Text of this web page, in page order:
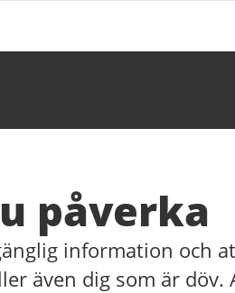
påverka
information och
även dig som är